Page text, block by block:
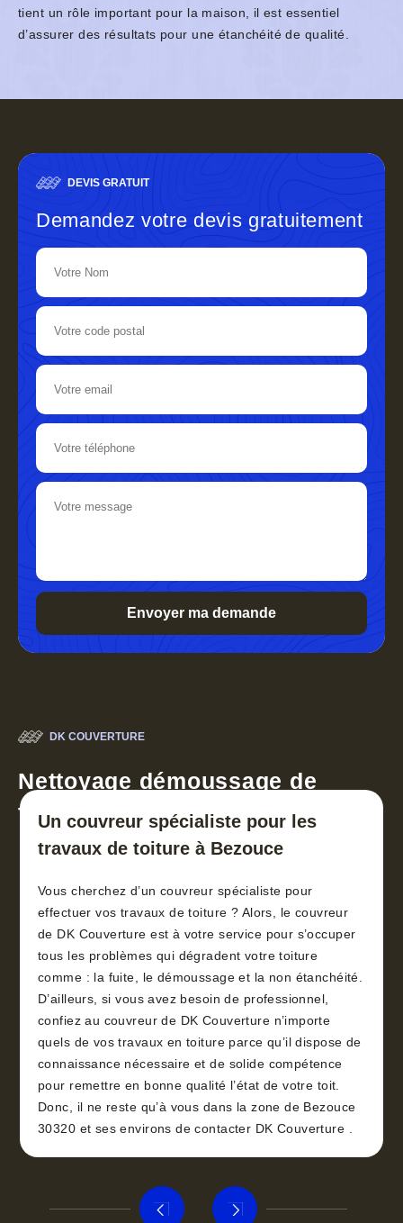
tient un rôle important pour la maison, il est essentiel
d’assurer des résultats pour une étanchéité de qualité.
DEVIS GRATUIT
Demandez votre devis gratuitement
DK COUVERTURE
Nettoyage démoussage de
toiture 30
Un couvreur spécialiste pour les
travaux de toiture à Bezouce
Vous cherchez d’un couvreur spécialiste pour
effectuer vos travaux de toiture ? Alors, le couvreur
de DK Couverture est à votre service pour s’occuper
tous les problèmes qui dégradent votre toiture
comme : la fuite, le démoussage et la non étanchéité.
D’ailleurs, si vous avez besoin de professionnel,
confiez au couvreur de DK Couverture n’importe
quels de vos travaux en toiture parce qu’il dispose de
connaissance nécessaire et de solide compétence
pour remettre en bonne qualité l’état de votre toit.
Donc, il ne reste qu’à vous dans la zone de Bezouce
30320 et ses environs de contacter DK Couverture .